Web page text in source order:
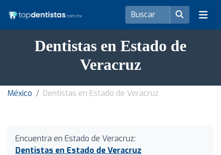
Dentistas en Estado de
Veracruz
México Dentistas en Estado de Veracruz
Encuentra en Estado de Veracruz:
Dentistas en Estado de Veracruz